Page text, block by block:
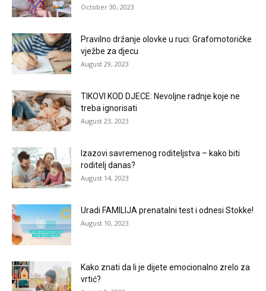
October 30, 2023
Pravilno držanje olovke u ruci: Grafomotoričke
vježbe za djecu
August 29, 2023
TIKOVI KOD DJECE: Nevoljne radnje koje ne
treba ignorisati
August 23, 2023
Izazovi savremenog roditeljstva – kako biti
roditelj danas?
August 14, 2023
Uradi FAMILIJA prenatalni test i odnesi Stokke!
August 10, 2023
Kako znati da li je dijete emocionalno zrelo za
vrtić?